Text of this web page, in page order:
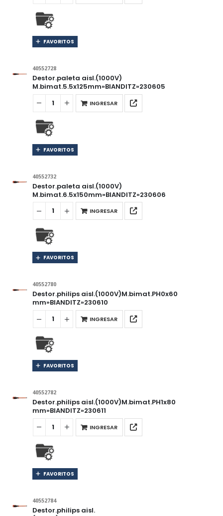
FAVORITOS
40552728
Destor.paleta aisl.(1000V)
M.bimat.5.5x125mm»BIANDITZ»230605
INGRESAR
FAVORITOS
40552732
Destor.paleta aisl.(1000V)
M.bimat.6.5x150mm»BIANDITZ»230606
INGRESAR
FAVORITOS
40552780
Destor.philips aisl.(1000V)M.bimat.PH0x60
mm»BIANDITZ»230610
INGRESAR
FAVORITOS
40552782
Destor.philips aisl.(1000V)M.bimat.PH1x80
mm»BIANDITZ»230611
INGRESAR
FAVORITOS
40552784
Destor.philips aisl.